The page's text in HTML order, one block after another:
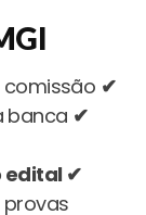
comissão ✔
banca ✔
edital ✔